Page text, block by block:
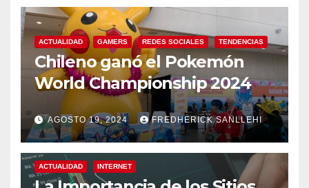
ACTUALIDAD GAMERS REDES SOCIALES TENDENCIAS
Chileno ganó el Pokemón
World Championship 2024
AGOSTO 19, 2024 FREDHERICK SANLLEHI
ACTUALIDAD INTERNET